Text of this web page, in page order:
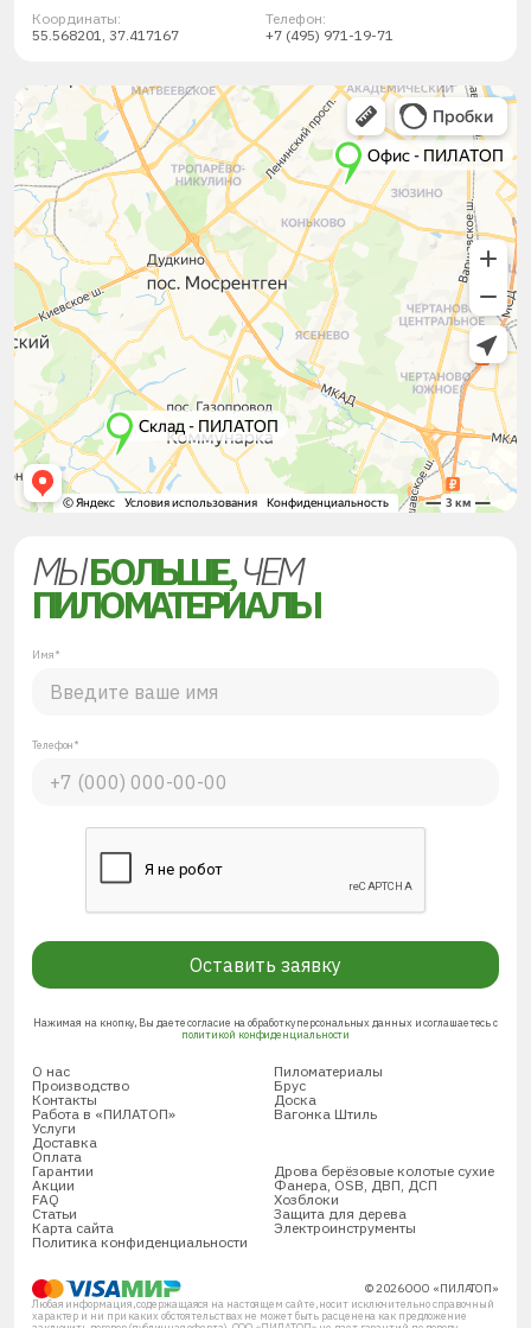
Координаты:
55.568201, 37.417167
Телефон:
+7 (495) 971-19-71
МЫБОЛЬШЕ,ЧЕМ
ПИЛОМАТЕРИАЛЫ
Имя*
Телефон*
Оставить заявку
Нажимая на кнопку, Вы даете согласие на обработку персональных данных и соглашаетесь с
политикой конфиденциальности
О нас
Производство
Контакты
Работа в «ПИЛАТОП»
Услуги
Доставка
Оплата
Гарантии
Акции
FAQ
Статьи
Карта сайта
Политика конфиденциальности
Пиломатериалы
Брус
Доска
Вагонка Штиль
Дрова берёзовые колотые сухие
Фанера, OSB, ДВП, ДСП
Хозблоки
Защита для дерева
Электроинструменты
© 2026 ООО «ПИЛАТОП»
Любая информация, содержащаяся на настоящем сайте, носит исключительно справочный
характер и ни при каких обстоятельствах не может быть расценена как предложение